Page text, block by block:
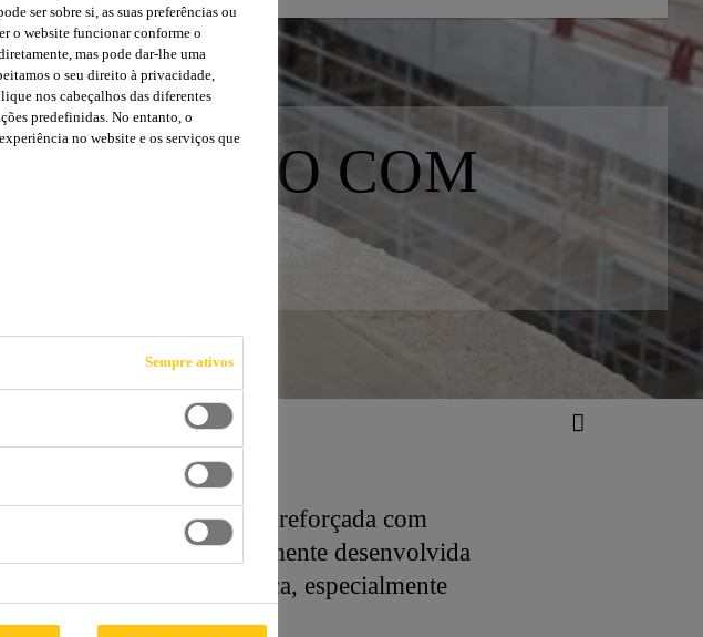
COM
com Fibras
chamada de argamassa reforçada com
argamassa especialmente desenvolvida
uma solução económica, especialmente
ser sobre si, as suas preferências ou
o website funcionar conforme o
mas pode dar-lhe uma
o seu direito à privacidade,
nos cabeçalhos das diferentes
predefinidas. No entanto, o
no website e os serviços que
Sempre ativos